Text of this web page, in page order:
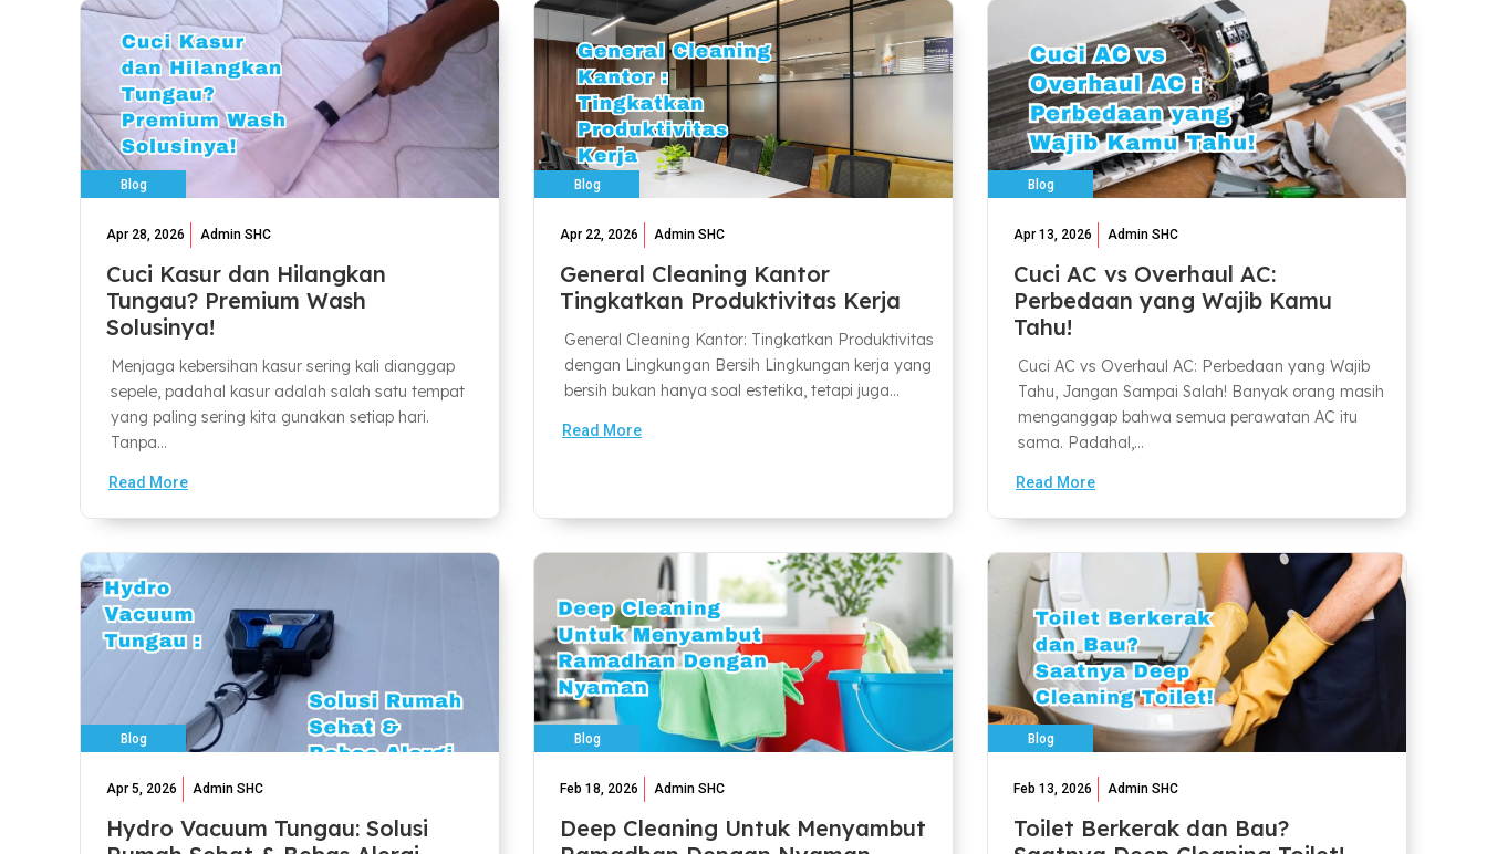
Blog
Apr 28, 2026 Admin SHC
Cuci Kasur dan Hilangkan
Tungau? Premium Wash
Solusinya!
Menjaga kebersihan kasur sering kali dianggap
sepele, padahal kasur adalah salah satu tempat
yang paling sering kita gunakan setiap hari.
Tanpa...
Read More
Blog
Apr 22, 2026 Admin SHC
General Cleaning Kantor
Tingkatkan Produktivitas Kerja
General Cleaning Kantor: Tingkatkan Produktivitas
dengan Lingkungan Bersih Lingkungan kerja yang
bersih bukan hanya soal estetika, tetapi juga...
Read More
Blog
Apr 13, 2026 Admin SHC
Cuci AC vs Overhaul AC:
Perbedaan yang Wajib Kamu
Tahu!
Cuci AC vs Overhaul AC: Perbedaan yang Wajib
Tahu, Jangan Sampai Salah! Banyak orang masih
menganggap bahwa semua perawatan AC itu
sama. Padahal,...
Read More
Blog
Apr 5, 2026 Admin SHC
Hydro Vacuum Tungau: Solusi
Blog
Feb 18, 2026 Admin SHC
Deep Cleaning Untuk Menyambut
Blog
Feb 13, 2026 Admin SHC
Toilet Berkerak dan Bau?